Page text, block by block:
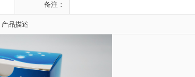
备注：
产品描述